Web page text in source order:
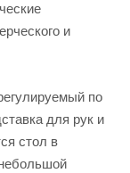
и
по
для рук и
стол в